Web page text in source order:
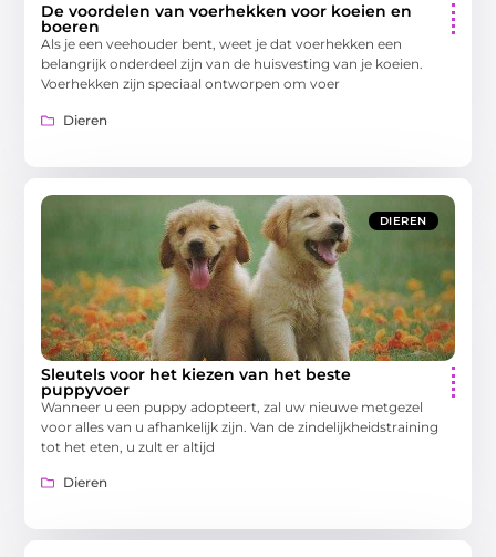
De voordelen van voerhekken voor koeien en
boeren
Als je een veehouder bent, weet je dat voerhekken een
belangrijk onderdeel zijn van de huisvesting van je koeien.
Voerhekken zijn speciaal ontworpen om voer
Dieren
DIEREN
Sleutels voor het kiezen van het beste
puppyvoer
Wanneer u een puppy adopteert, zal uw nieuwe metgezel
voor alles van u afhankelijk zijn. Van de zindelijkheidstraining
tot het eten, u zult er altijd
Dieren